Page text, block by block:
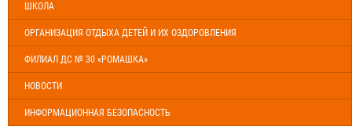
ШКОЛА
ОРГАНИЗАЦИЯ ОТДЫХА ДЕТЕЙ И ИХ ОЗДОРОВЛЕНИЯ
ФИЛИАЛ ДС № 30 «РОМАШКА»
НОВОСТИ
ИНФОРМАЦИОННАЯ БЕЗОПАСНОСТЬ